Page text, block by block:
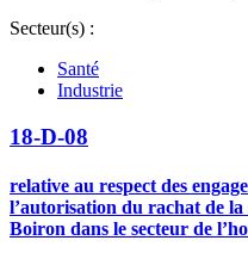
Secteur(s) :
Santé
Industrie
18-D-08
relative au respect des
l’autorisation du rachat de la
Boiron dans le secteur de